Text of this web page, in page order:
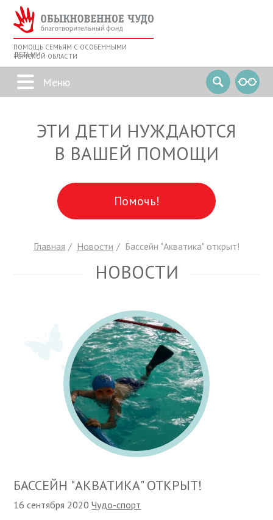
ПОМОЩЬ СЕМЬЯМ С ОСОБЕННЫМИ
ДЕТЬМИ
ТОМСКОЙ ОБЛАСТИ
ЭТИ ДЕТИ НУЖДАЮТСЯ
В ВАШЕЙ ПОМОЩИ
Помочь!
Главная Новости Бассейн "Акватика" открыт!
НОВОСТИ
БАССЕЙН "АКВАТИКА" ОТКРЫТ!
16 сентября 2020Чудо-спорт